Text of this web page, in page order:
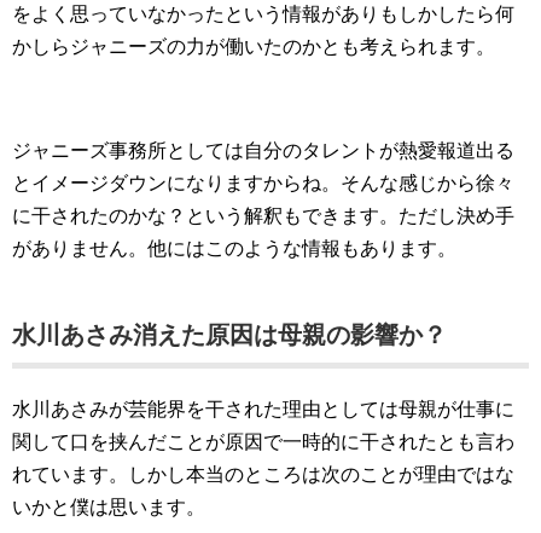
をよく思っていなかったという情報がありもしかしたら何
かしらジャニーズの力が働いたのかとも考えられます。
ジャニーズ事務所としては自分のタレントが熱愛報道出る
とイメージダウンになりますからね。そんな感じから徐々
に干されたのかな？という解釈もできます。ただし決め手
がありません。他にはこのような情報もあります。
水川あさみ消えた原因は母親の影響か？
水川あさみが芸能界を干された理由としては母親が仕事に
関して口を挟んだことが原因で一時的に干されたとも言わ
れています。しかし本当のところは次のことが理由ではな
いかと僕は思います。